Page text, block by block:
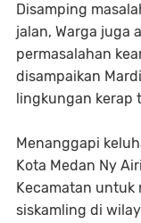
Disamping
jalan, Warga juga
permasalahan
disampaikan
lingkungan kerap
Menanggapi
Kota Medan Ny
Kecamatan untuk
siskamling di